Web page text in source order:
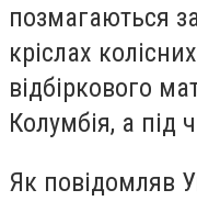
позмагаються
кріслах
відбіркового
Колумбія, а під
Як повідомляв